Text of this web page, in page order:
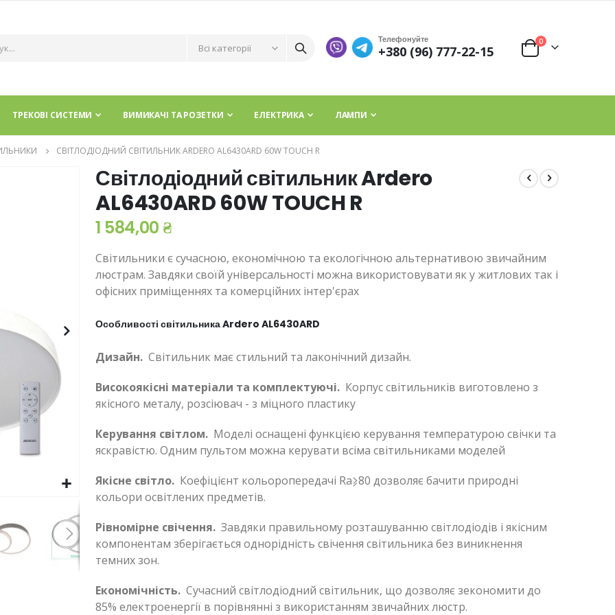
Телефонуйте
+380 (96) 777-22-15 Cart
0елементи
ТРЕКОВІ СИСТЕМИ ВИМИКАЧІ ТА РОЗЕТКИ ЕЛЕКТРИКА ЛАМПИ
СВІТЛОДІОДНИЙ СВІТИЛЬНИК ARDERO AL6430ARD 60W TOUCH R
Світлодіодний світильник Ardero
AL6430ARD 60W TOUCH R
1 584,00 ₴
Світильники є сучасною, економічною та екологічною альтернативою звичайним
люстрам. Завдяки своїй універсальності можна використовувати як у житлових так і
офісних приміщеннях та комерційних інтер'єрах
Особливості світильника Ardero AL6430ARD
Дизайн. Світильник має стильний та лаконічний дизайн.
Високоякісні матеріали та комплектуючі. Корпус світильників виготовлено з
якісного металу, розсіювач - з міцного пластику
Керування світлом. Моделі оснащені функцією керування температурою свічки та
яскравістю. Одним пультом можна керувати всіма світильниками моделей
Якісне світло. Коефіцієнт кольоропередачі Ra⩾80 дозволяє бачити природні
кольори освітлених предметів.
Рівномірне свічення. Завдяки правильному розташуванню світлодіодів і якісним
компонентам зберігається однорідність свічення світильника без виникнення
темних зон.
Економічність. Сучасний світлодіодний світильник, що дозволяє зекономити до
85% електроенергії в порівнянні з використанням звичайних люстр.